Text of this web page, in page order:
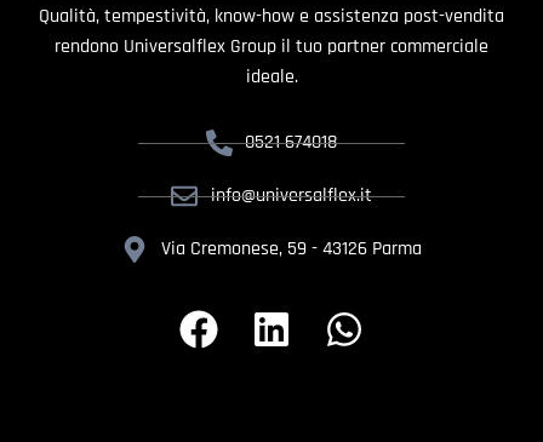
Qualità, tempestività, know-how e assistenza post-vendita
rendono Universalflex Group il tuo partner commerciale
ideale.
0521 674018
info@universalflex.it
Via Cremonese, 59 - 43126 Parma